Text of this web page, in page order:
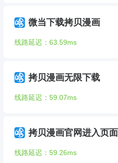
微当下载拷贝漫画
线路延迟：63.59ms
拷贝漫画无限下载
线路延迟：59.07ms
拷贝漫画官网进入页面
线路延迟：59.26ms